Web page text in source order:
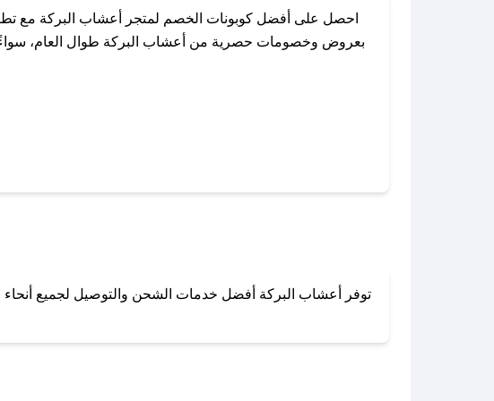
احصل على أفضل كوبونات الخصم لمتجر أعشاب البركة مع
بعروض وخصومات حصرية من أعشاب البركة طوال العام، سواءً
باستخدام تطبيق صحصح، يمكنك العثور بسهولة على كود خصم
لا تقلق! يمكنك التواصل مع فريق دعم
في حال عدم
توفر أعشاب البركة أفضل خدمات الشحن والتوصيل لجميع أنحاء